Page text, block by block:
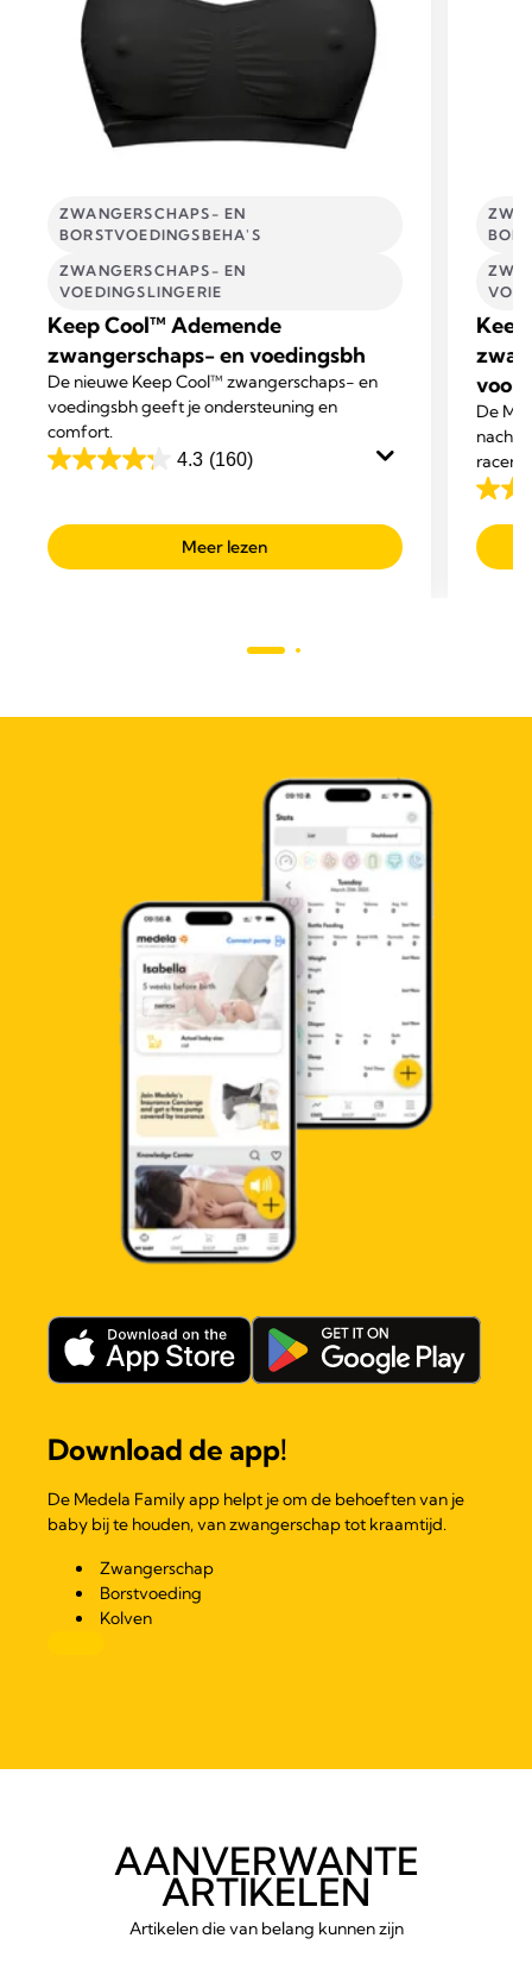
ZWANGERSCHAPS- EN
BORSTVOEDINGSBEHA'S
ZWANGERSCHAPS- EN
VOEDINGSLINGERIE​
Keep Cool™ Ademende
zwangerschaps- en voedingsbh
De nieuwe Keep Cool™ zwangerschaps- en
voedingsbh geeft je ondersteuning en
comfort.
4.3 (160)
4.3
de
5
Meer lezen
voor
De
nacht
en
4.6
van
de
Download de app!
De Medela Family app helpt je om de behoeften van je
baby bij te houden, van zwangerschap tot kraamtijd.
Zwangerschap
Borstvoeding
Kolven
AANVERWANTE
ARTIKELEN
Artikelen die van belang kunnen zijn